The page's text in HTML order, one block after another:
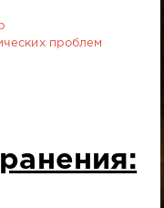
проблем